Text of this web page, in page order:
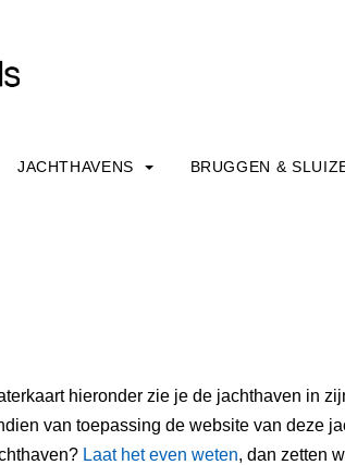
JACHTHAVENS BRUGGEN &
hieronder zie je de jachthaven in
van toepassing de website van deze
Laat het even weten, dan zetten